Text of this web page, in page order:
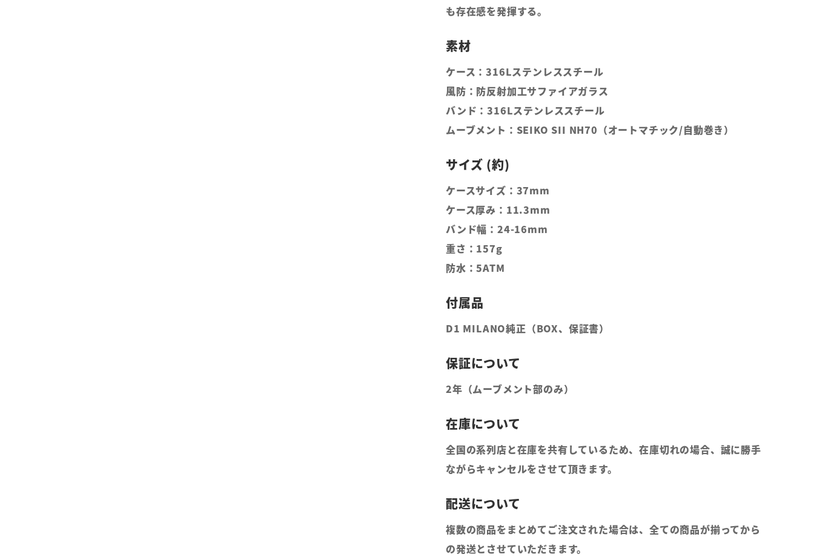
も存在感を発揮する。
ケース：316Lステンレススチール
風防：防反射加工サファイアガラス
バンド：316Lステンレススチール
ムーブメント：SEIKO SII NH70（オートマチック/自動巻き）
ケースサイズ：37mm
ケース厚み：11.3mm
バンド幅：24-16mm
重さ：157g
防水：5ATM
D1 MILANO純正（BOX、保証書）
2年（ムーブメント部のみ）
全国の系列店と在庫を共有しているため、在庫切れの場合、誠に勝手
ながらキャンセルをさせて頂きます。
複数の商品をまとめてご注文された場合は、全ての商品が揃ってから
の発送とさせていただきます。